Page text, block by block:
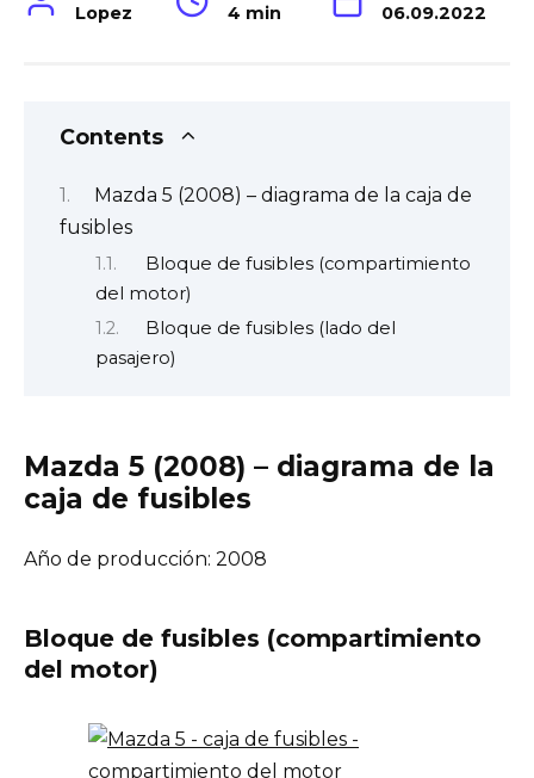
Lopez 4 min 06.09.2022
Contents
Mazda 5 (2008) – diagrama de la caja de
fusibles
Bloque de fusibles (compartimiento
del motor)
Bloque de fusibles (lado del
pasajero)
Mazda 5 (2008) – diagrama de la
caja de fusibles
Año de producción: 2008
Bloque de fusibles (compartimiento
del motor)